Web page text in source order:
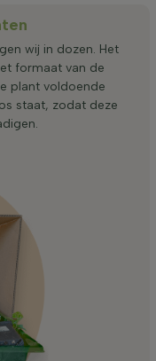
wij in dozen. Het
formaat van de
plant voldoende
staat, zodat deze